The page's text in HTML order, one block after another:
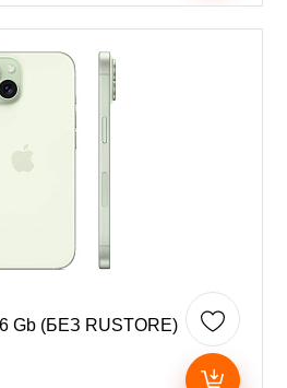
Gb (БЕЗ RUSTORE)